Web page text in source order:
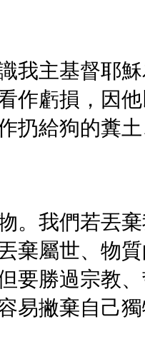
我主基督耶
作虧損，因
給狗的糞土
。我們若丟
棄屬世、物
勝過宗教、
易撇棄自己